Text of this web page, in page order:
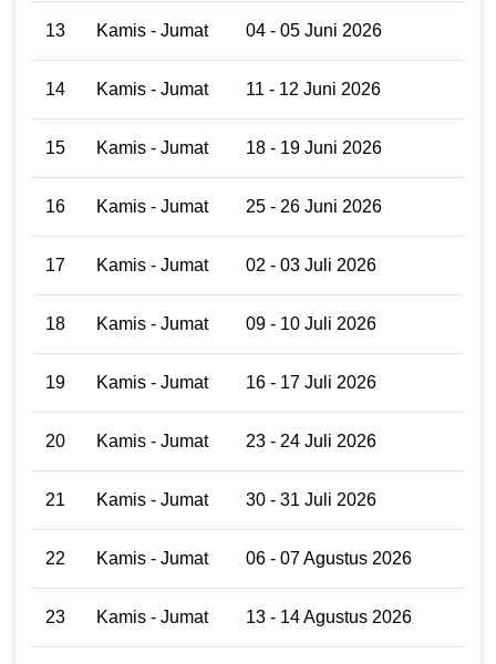
13 Kamis - Jumat 04 - 05 Juni 2026
14 Kamis - Jumat 11 - 12 Juni 2026
15 Kamis - Jumat 18 - 19 Juni 2026
16 Kamis - Jumat 25 - 26 Juni 2026
17 Kamis - Jumat 02 - 03 Juli 2026
18 Kamis - Jumat 09 - 10 Juli 2026
19 Kamis - Jumat 16 - 17 Juli 2026
20 Kamis - Jumat 23 - 24 Juli 2026
21 Kamis - Jumat 30 - 31 Juli 2026
22 Kamis - Jumat 06 - 07 Agustus 2026
23 Kamis - Jumat 13 - 14 Agustus 2026